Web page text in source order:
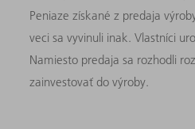
Peniaze získané z predaja
veci sa vyvinuli inak. Vlastníci
Namiesto predaja sa rozhodli
zainvestovať do výroby.